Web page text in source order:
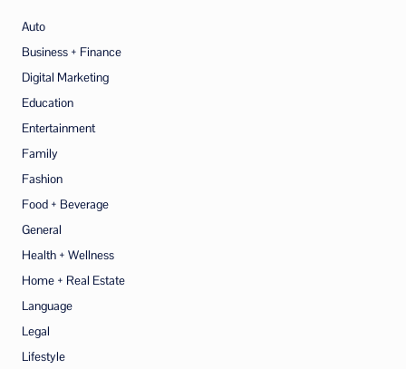
Auto
Business + Finance
Digital Marketing
Education
Entertainment
Family
Fashion
Food + Beverage
General
Health + Wellness
Home + Real Estate
Language
Legal
Lifestyle